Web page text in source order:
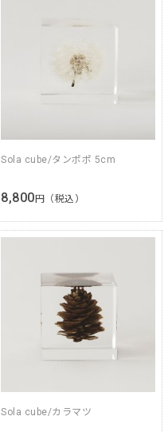
Sola cube/タンポポ 5cm
8,800 円（税込）
Sola cube/カラマツ